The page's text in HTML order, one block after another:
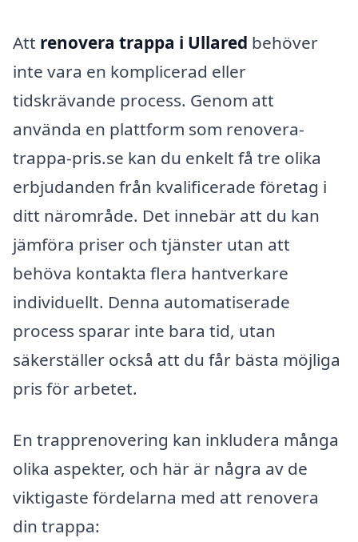
Att renovera trappa i Ullared behöver
inte vara en komplicerad eller
tidskrävande process. Genom att
använda en plattform som renovera-
trappa-pris.se kan du enkelt få tre olika
erbjudanden från kvalificerade företag i
ditt närområde. Det innebär att du kan
jämföra priser och tjänster utan att
behöva kontakta flera hantverkare
individuellt. Denna automatiserade
process sparar inte bara tid, utan
säkerställer också att du får bästa möjliga
pris för arbetet.
En trapprenovering kan inkludera många
olika aspekter, och här är några av de
viktigaste fördelarna med att renovera
din trappa: